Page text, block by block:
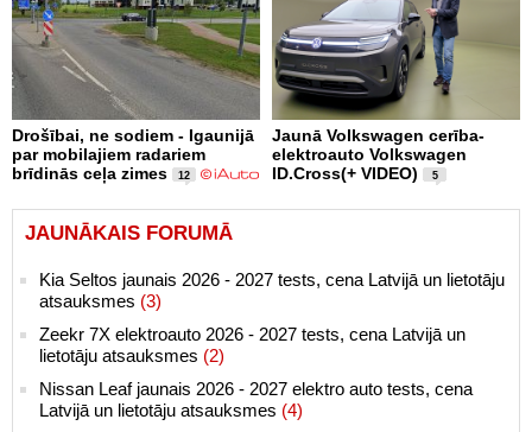
Drošībai, ne sodiem - Igaunijā
par mobilajiem radariem
brīdinās ceļa zimes
12
Jaunā Volkswagen cerība-
elektroauto Volkswagen
ID.Cross(+ VIDEO)
5
JAUNĀKAIS FORUMĀ
Kia Seltos jaunais 2026 - 2027 tests, cena Latvijā un lietotāju
atsauksmes (3)
Zeekr 7X elektroauto 2026 - 2027 tests, cena Latvijā un
lietotāju atsauksmes (2)
Nissan Leaf jaunais 2026 - 2027 elektro auto tests, cena
Latvijā un lietotāju atsauksmes (4)